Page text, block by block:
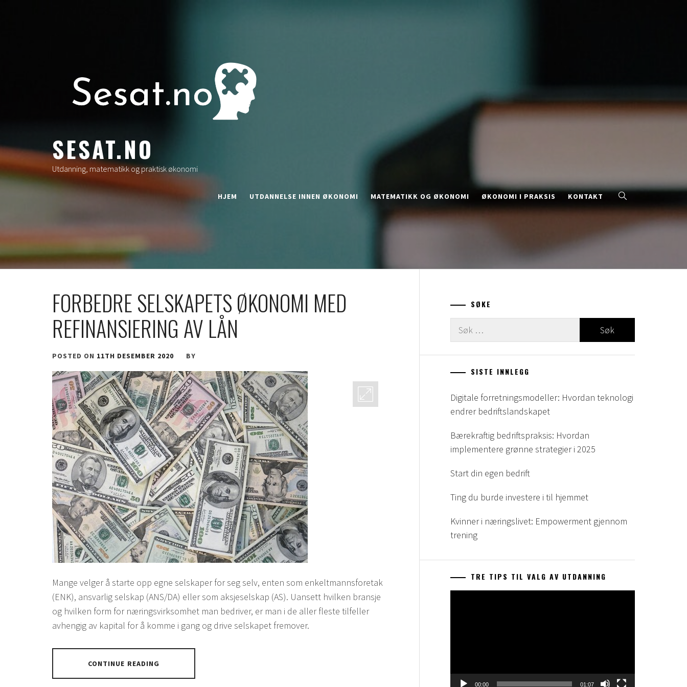
SESAT.NO
Utdanning, matematikk og praktisk økonomi
HJEM UTDANNELSE INNEN ØKONOMI MATEMATIKK OG ØKONOMI ØKONOMI I PRAKSIS KONTAKT
FORBEDRE SELSKAPETS ØKONOMI MED
REFINANSIERING AV LÅN
POSTED ON 11TH DESEMBER 2020 BY
Mange velger å starte opp egne selskaper for seg selv, enten som enkeltmannsforetak
(ENK), ansvarlig selskap (ANS/DA) eller som aksjeselskap (AS). Uansett hvilken bransje
og hvilken form for næringsvirksomhet man bedriver, er man i de aller fleste tilfeller
avhengig av kapital for å komme i gang og drive selskapet fremover.
CONTINUE READING
SØKE
Leit
SISTE INNLEGG
Digitale forretningsmodeller: Hvordan teknologi
endrer bedriftslandskapet
Bærekraftig bedriftspraksis: Hvordan
implementere grønne strategier i 2025
Start din egen bedrift
Ting du burde investere i til hjemmet
Kvinner i næringslivet: Empowerment gjennom
trening
TRE TIPS TIL VALG AV UTDANNING
00:00 01:07